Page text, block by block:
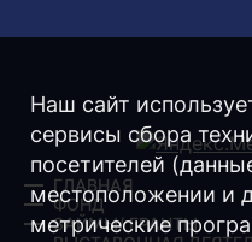
ГЛАВНАЯ
ФОНД
ЗАЙМЫ/ ГРАНТЫ
Наш сайт
сервисы сбора
посетителей
местоположении и
метрические